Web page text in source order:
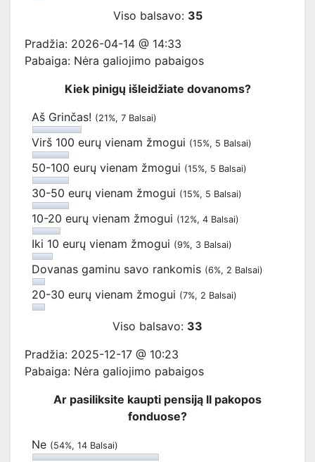
Viso balsavo: 35
Pradžia: 2026-04-14 @ 14:33
Pabaiga: Nėra galiojimo pabaigos
Kiek pinigų išleidžiate dovanoms?
Aš Grinčas! (21%, 7 Balsai)
Virš 100 eurų vienam žmogui (15%, 5 Balsai)
50-100 eurų vienam žmogui (15%, 5 Balsai)
30-50 eurų vienam žmogui (15%, 5 Balsai)
10-20 eurų vienam žmogui (12%, 4 Balsai)
Iki 10 eurų vienam žmogui (9%, 3 Balsai)
Dovanas gaminu savo rankomis (6%, 2 Balsai)
20-30 eurų vienam žmogui (7%, 2 Balsai)
Viso balsavo: 33
Pradžia: 2025-12-17 @ 10:23
Pabaiga: Nėra galiojimo pabaigos
Ar pasiliksite kaupti pensiją II pakopos
fonduose?
Ne (54%, 14 Balsai)